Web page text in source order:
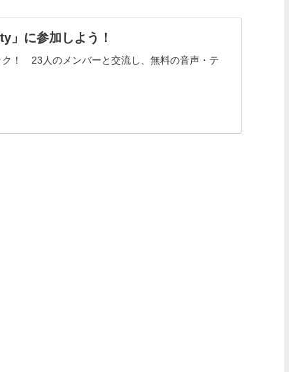
」に参加しよう！
！ 23人のメンバーと交流し、無料の音声・テ